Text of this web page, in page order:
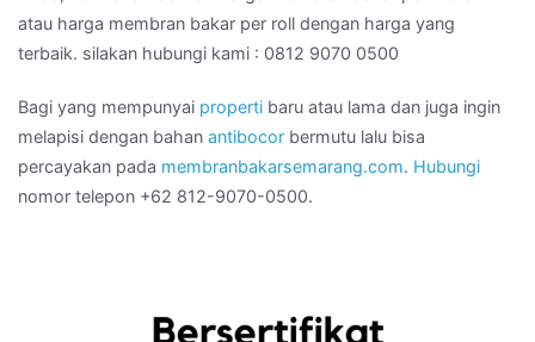
atau harga membran bakar per roll dengan harga yang
terbaik. silakan hubungi kami : 0812 9070 0500
Bagi yang mempunyai properti baru atau lama dan juga ingin
melapisi dengan bahan antibocor bermutu lalu bisa
percayakan pada membranbakarsemarang.com. Hubungi
nomor telepon +62 812-9070-0500.